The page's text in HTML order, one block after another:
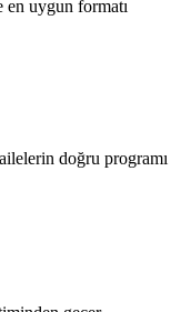
en uygun formatı
doğru programı